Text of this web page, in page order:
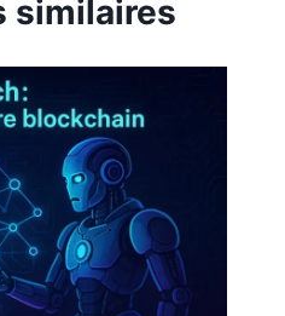
similaires